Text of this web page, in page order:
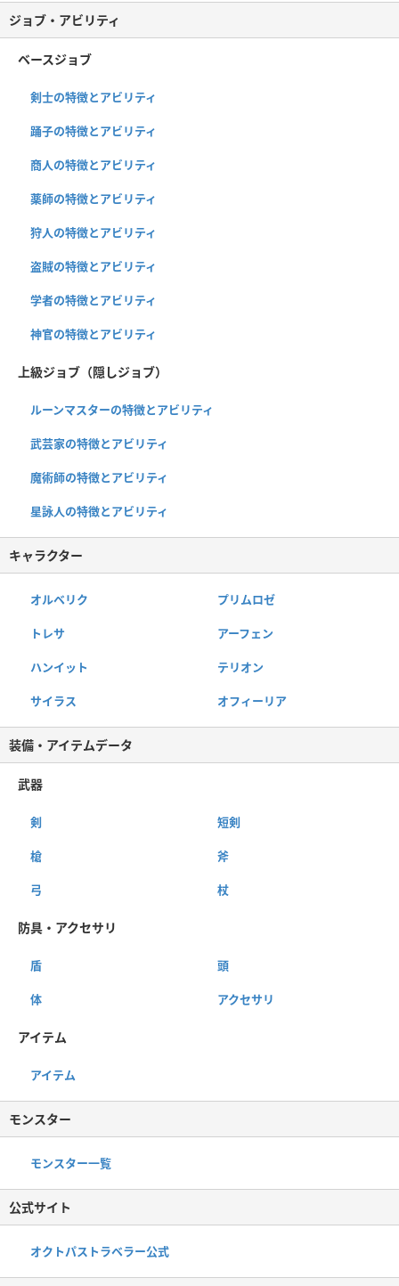
ジョブ・アビリティ
ベースジョブ
剣士の特徴とアビリティ
踊子の特徴とアビリティ
商人の特徴とアビリティ
薬師の特徴とアビリティ
狩人の特徴とアビリティ
盗賊の特徴とアビリティ
学者の特徴とアビリティ
神官の特徴とアビリティ
上級ジョブ（隠しジョブ）
ルーンマスターの特徴とアビリティ
武芸家の特徴とアビリティ
魔術師の特徴とアビリティ
星詠人の特徴とアビリティ
キャラクター
オルベリク プリムロゼ
トレサ アーフェン
ハンイット テリオン
サイラス オフィーリア
装備・アイテムデータ
武器
剣 短剣
槍 斧
弓 杖
防具・アクセサリ
盾 頭
体 アクセサリ
アイテム
アイテム
モンスター
モンスター一覧
公式サイト
オクトパストラベラー公式